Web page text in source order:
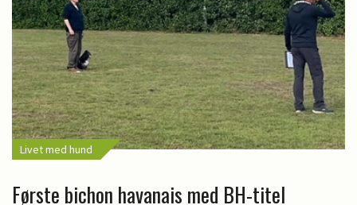
Livet med hund
Første bichon havanais med BH-titel